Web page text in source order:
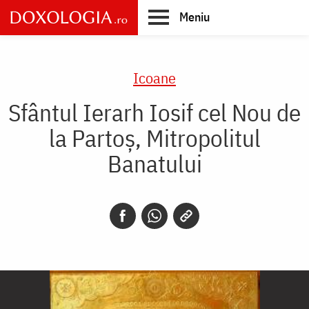
Skip
to
main
Meniu
Icoane
Sfântul Ierarh Iosif cel Nou de
la Partoș, Mitropolitul
Banatului